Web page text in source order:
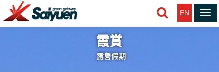
EN
霞賞
露營假期